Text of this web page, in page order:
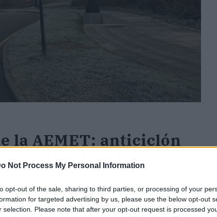
Not Process My Personal Information
opt-out of the sale, sharing to third parties, or processing of your
for targeted advertising by us, please use the below opt-out
selection. Please note that after your opt-out request is processed
la AEMET: anticiclón
un frente atlántico
lunes en la mayor parte de la Península y
de cielos poco nubosos o con intervalos de